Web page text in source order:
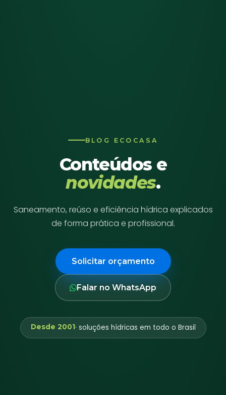
BLOG ECOCASA
Conteúdos e
novidades.
Saneamento, reúso e eficiência hídrica explicados
de forma prática e profissional.
Solicitar orçamento
Falar no WhatsApp
Desde 2001· soluções hídricas em todo o Brasil